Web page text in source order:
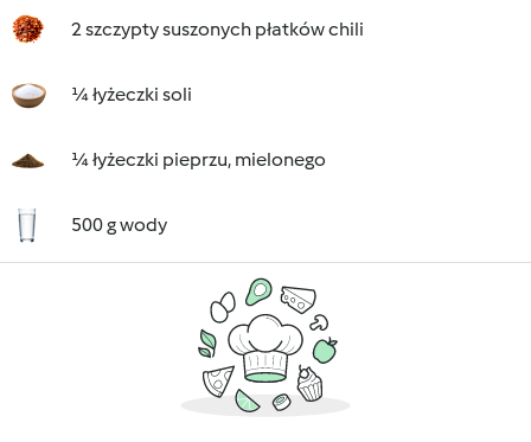
2 szczypty suszonych płatków chili
¼ łyżeczki soli
¼ łyżeczki pieprzu, mielonego
500 g wody